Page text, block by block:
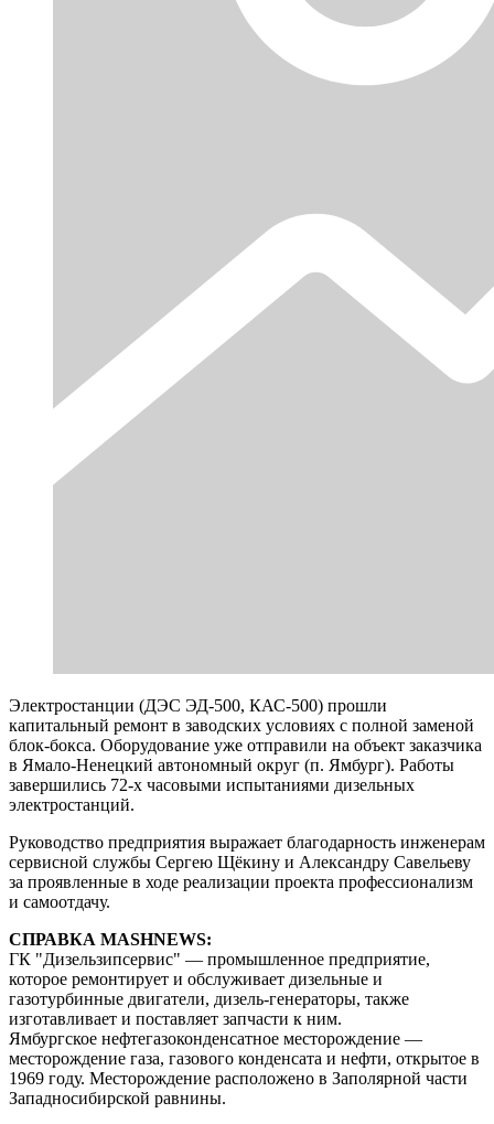
Электростанции (ДЭС ЭД-500, КАС-500) прошли
капитальный ремонт в заводских условиях с полной заменой
блок-бокса. Оборудование уже отправили на объект заказчика
в Ямало-Ненецкий автономный округ (п. Ямбург). Работы
завершились 72-х часовыми испытаниями дизельных
электростанций.
Руководство предприятия выражает благодарность инженерам
сервисной службы Сергею Щёкину и Александру Савельеву
за проявленные в ходе реализации проекта профессионализм
и самоотдачу.
СПРАВКА MASHNEWS:
ГК "Дизельзипсервис" — промышленное предприятие,
которое ремонтирует и обслуживает дизельные и
газотурбинные двигатели, дизель-генераторы, также
изготавливает и поставляет запчасти к ним.
Ямбургское нефтегазоконденсатное месторождение —
месторождение газа, газового конденсата и нефти, открытое в
1969 году. Месторождение расположено в Заполярной части
Западносибирской равнины.